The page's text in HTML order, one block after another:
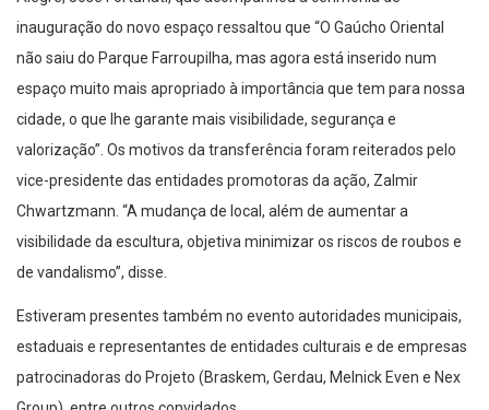
inauguração do novo espaço ressaltou que “O Gaúcho Oriental
não saiu do Parque Farroupilha, mas agora está inserido num
espaço muito mais apropriado à importância que tem para nossa
cidade, o que lhe garante mais visibilidade, segurança e
valorização”. Os motivos da transferência foram reiterados pelo
vice-presidente das entidades promotoras da ação, Zalmir
Chwartzmann. “A mudança de local, além de aumentar a
visibilidade da escultura, objetiva minimizar os riscos de roubos e
de vandalismo”, disse.
Estiveram presentes também no evento autoridades municipais,
estaduais e representantes de entidades culturais e de empresas
patrocinadoras do Projeto (Braskem, Gerdau, Melnick Even e Nex